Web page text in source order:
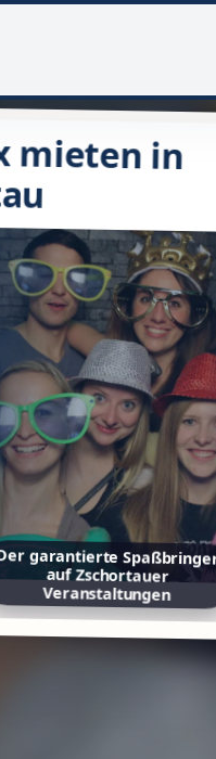
mieten in
Der garantierte
auf Zschortauer
Veranstaltungen